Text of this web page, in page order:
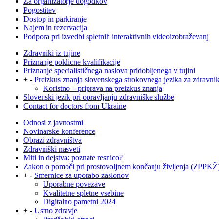
Pogostitev
Dostop in parkiranje
Najem in rezervacija
Podpora pri izvedbi spletnih interaktivnih videoizobraževanj
Zdravniki iz tujine
Priznanje poklicne kvalifikacije
Priznanje specialističnega naslova pridobljenega v tujini
+ - Preizkus znanja slovenskega strokovnega jezika za
Koristno – priprava na preizkus znanja
Slovenski jezik pri opravljanju zdravniške službe
Contact for doctors from Ukraine
Odnosi z javnostmi
Novinarske konference
Obrazi zdravništva
Zdravniški nasveti
Miti in dejstva: poznate resnico?
Zakon o pomoči pri prostovoljnem končanju življenja
+ - Smernice za uporabo zaslonov
Uporabne povezave
Kvalitetne spletne vsebine
Digitalno pametni 2024
+ - Ustno zdravje